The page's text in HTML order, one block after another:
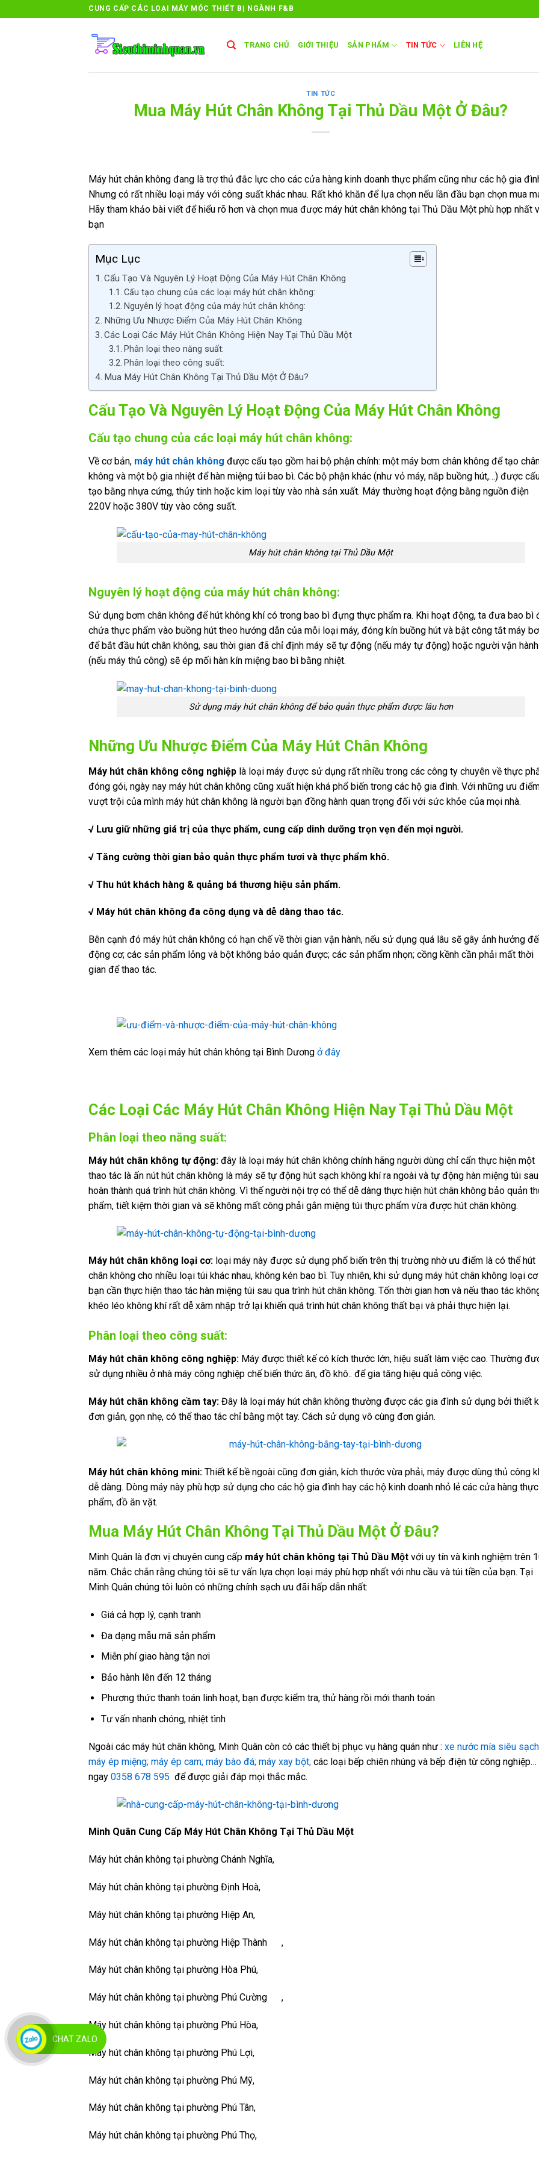
CUNG CẤP CÁC LOẠI MÁY MÓC THIẾT BỊ NGÀNH F&B
TRANG CHỦ GIỚI THIỆU SẢN PHẨM TIN TỨC LIÊN HỆ
TIN TỨC
Mua Máy Hút Chân Không Tại Thủ Dầu Một Ở Đâu?
Máy hút chân không đang là trợ thủ đắc lực cho các cửa hàng kinh doanh thực phẩm cũng như các hộ gia
Nhưng có rất nhiều loại máy với công suất khác nhau. Rất khó khăn để lựa chọn nếu lần đầu bạn chọn mua
Hãy tham khảo bài viết để hiểu rõ hơn và chọn mua được máy hút chân không tại Thủ Dầu Một phù hợp nhất
bạn
Mục Lục
Cấu Tạo Và Nguyên Lý Hoạt Động Của Máy Hút Chân Không
Cấu tạo chung của các loại máy hút chân không:
Nguyên lý hoạt động của máy hút chân không:
Những Ưu Nhược Điểm Của Máy Hút Chân Không
Các Loại Các Máy Hút Chân Không Hiện Nay Tại Thủ Dầu Một
Phân loại theo năng suất:
Phân loại theo công suất:
Mua Máy Hút Chân Không Tại Thủ Dầu Một Ở Đâu?
Cấu Tạo Và Nguyên Lý Hoạt Động Của Máy Hút Chân Không
Cấu tạo chung của các loại máy hút chân không:
Về cơ bản, máy hút chân không được cấu tạo gồm hai bộ phận chính: một máy bơm chân không để tạo
không và một bộ gia nhiệt để hàn miệng túi bao bì. Các bộ phận khác (như vỏ máy, nắp buồng hút,…) được
tạo bằng nhựa cứng, thủy tinh hoặc kim loại tùy vào nhà sản xuất. Máy thường hoạt động bằng nguồn điện
220V hoặc 380V tùy vào công suất.
Máy hút chân không tại Thủ Dầu Một
Nguyên lý hoạt động của máy hút chân không:
Sử dụng bơm chân không để hút không khí có trong bao bì đựng thực phẩm ra. Khi hoạt động, ta đưa bao bì
chứa thực phẩm vào buồng hút theo hướng dẫn của mỗi loại máy, đóng kín buồng hút và bật công tắt máy
để bắt đầu hút chân không, sau thời gian đã chỉ định máy sẽ tự động (nếu máy tự động) hoặc người vận hành
(nếu máy thủ công) sẽ ép mối hàn kín miệng bao bì bằng nhiệt.
Sử dụng máy hút chân không để bảo quản thực phẩm được lâu hơn
Những Ưu Nhược Điểm Của Máy Hút Chân Không
Máy hút chân không công nghiệp là loại máy được sử dụng rất nhiều trong các công ty chuyên về thực
đóng gói, ngày nay máy hút chân không cũng xuất hiện khá phổ biến trong các hộ gia đình. Với những ưu
vượt trội của mình máy hút chân không là người bạn đồng hành quan trọng đối với sức khỏe của mọi nhà.
√ Lưu giữ những giá trị của thực phẩm, cung cấp dinh dưỡng trọn vẹn đến mọi người.
√ Tăng cường thời gian bảo quản thực phẩm tươi và thực phẩm khô.
√ Thu hút khách hàng & quảng bá thương hiệu sản phẩm.
√ Máy hút chân không đa công dụng và dễ dàng thao tác.
Bên cạnh đó máy hút chân không có hạn chế về thời gian vận hành, nếu sử dụng quá lâu sẽ gây ảnh hưởng
động cơ; các sản phẩm lỏng và bột không bảo quản được; các sản phẩm nhọn; cồng kềnh cần phải mất thời
gian để thao tác.
Xem thêm các loại máy hút chân không tại Bình Dương ở đây
Các Loại Các Máy Hút Chân Không Hiện Nay Tại Thủ Dầu Một
Phân loại theo năng suất:
Máy hút chân không tự động: đây là loại máy hút chân không chính hãng người dùng chỉ cẩn thực hiện một
thao tác là ấn nút hút chân không là máy sẽ tự động hút sạch không khí ra ngoài và tự động hàn miệng túi
hoàn thành quá trình hút chân không. Vì thế người nội trợ có thể dễ dàng thực hiện hút chân không bảo quản
phẩm, tiết kiệm thời gian và sẽ không mất công phải gắn miệng túi thực phẩm vừa được hút chân không.
Máy hút chân không loại cơ: loại máy này được sử dụng phổ biến trên thị trường nhờ ưu điểm là có thể hút
chân không cho nhiều loại túi khác nhau, không kén bao bì. Tuy nhiên, khi sử dụng máy hút chân không loại cơ
bạn cần thực hiện thao tác hàn miệng túi sau qua trình hút chân không. Tốn thời gian hơn và nếu thao tác
khéo léo không khí rất dễ xâm nhập trở lại khiến quá trình hút chân không thất bại và phải thực hiện lại.
Phân loại theo công suất:
Máy hút chân không công nghiệp: Máy được thiết kế có kích thước lớn, hiệu suất làm việc cao. Thường
sử dụng nhiều ở nhà máy công nghiệp chế biến thức ăn, đồ khô.. để gia tăng hiệu quả công việc.
Máy hút chân không cầm tay: Đây là loại máy hút chân không thường được các gia đình sử dụng bởi thiết
đơn giản, gọn nhẹ, có thể thao tác chỉ bằng một tay. Cách sử dụng vô cùng đơn giản.
Máy hút chân không mini: Thiết kế bề ngoài cũng đơn giản, kích thước vừa phải, máy được dùng thủ công
dễ dàng. Dòng máy này phù hợp sử dụng cho các hộ gia đình hay các hộ kinh doanh nhỏ lẻ các cửa hàng thực
phẩm, đồ ăn vặt.
Mua Máy Hút Chân Không Tại Thủ Dầu Một Ở Đâu?
Minh Quân là đơn vị chuyên cung cấp máy hút chân không tại Thủ Dầu Một với uy tín và kinh nghiệm trên
năm. Chắc chắn rằng chúng tôi sẽ tư vấn lựa chọn loại máy phù hợp nhất với nhu cầu và túi tiền của bạn. Tại
Minh Quân chúng tôi luôn có những chính sạch ưu đãi hấp dẫn nhất:
Giá cả hợp lý, cạnh tranh
Đa dạng mẫu mã sản phẩm
Miễn phí giao hàng tận nơi
Bảo hành lên đến 12 tháng
Phương thức thanh toán linh hoạt, bạn được kiểm tra, thử hàng rồi mới thanh toán
Tư vấn nhanh chóng, nhiệt tình
Ngoài các máy hút chân không, Minh Quân còn có các thiết bị phục vụ hàng quán như : xe nước mía siêu
máy ép miệng; máy ép cam; máy bào đá; máy xay bột; các loại bếp chiên nhúng và bếp điện từ công nghiệp…
ngay 0358 678 595 để được giải đáp mọi thắc mắc.
Minh Quân Cung Cấp Máy Hút Chân Không Tại Thủ Dầu Một
Máy hút chân không tại phường Chánh Nghĩa,
Máy hút chân không tại phường Định Hoà,
Máy hút chân không tại phường Hiệp An,
Máy hút chân không tại phường Hiệp Thành ,
Máy hút chân không tại phường Hòa Phú,
Máy hút chân không tại phường Phú Cường ,
Máy hút chân không tại phường Phú Hòa,
Máy hút chân không tại phường Phú Lợi,
Máy hút chân không tại phường Phú Mỹ,
Máy hút chân không tại phường Phú Tân,
Máy hút chân không tại phường Phú Thọ,
CHAT ZALO